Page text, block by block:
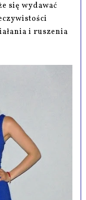
się wydawać
i ruszenia